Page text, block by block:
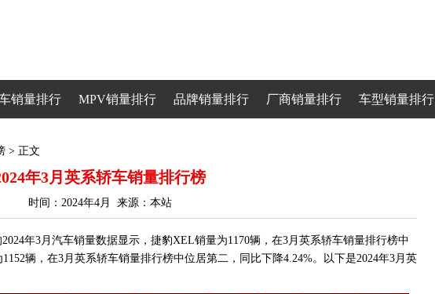
销量排行 MPV销量排行 品牌销量排行 厂商销量排行 车型销量排行
> 正文
年3月英系轿车销量排行榜
时间：2024年4月 来源：本站
年3月汽车销量数据显示，捷豹XEL销量为1170辆，在3月英系轿车销量排行榜中
辆，在3月英系轿车销量排行榜中位居第二，同比下降4.24%。以下是2024年3月英